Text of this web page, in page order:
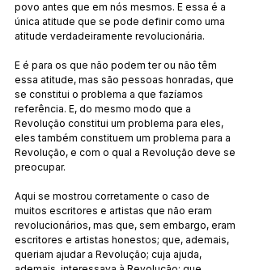
povo antes que em nós mesmos. E essa é a
única atitude que se pode definir como uma
atitude verdadeiramente revolucionária.
E é para os que não podem ter ou não têm
essa atitude, mas são pessoas honradas, que
se constitui o problema a que fazíamos
referência. E, do mesmo modo que a
Revolução constitui um problema para eles,
eles também constituem um problema para a
Revolução, e com o qual a Revolução deve se
preocupar.
Aqui se mostrou corretamente o caso de
muitos escritores e artistas que não eram
revolucionários, mas que, sem embargo, eram
escritores e artistas honestos; que, ademais,
queriam ajudar a Revolução; cuja ajuda,